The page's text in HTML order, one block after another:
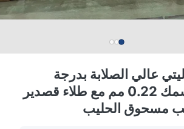
عالي الصلابة بدرجة
حرارة T4 بسمك 0.22 مم مع طلاء قصدير